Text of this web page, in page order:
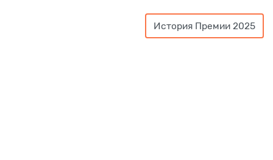
История Премии 2025